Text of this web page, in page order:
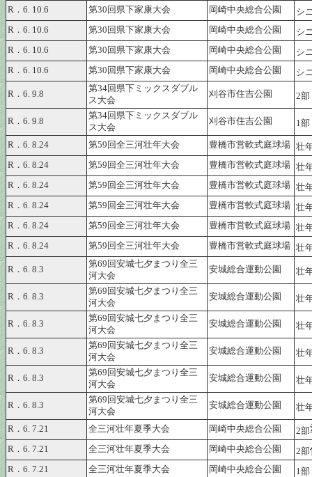
R．6. 10.6 第30回県下家康大会 岡崎中央総合公園
シ
R．6. 10.6
第30回県下家康大会 岡崎中央総合公園
シ
R．6. 10.6
第30回県下家康大会 岡崎中央総合公園
シ
R．6. 10.6
第30回県下家康大会 岡崎中央総合公園 シ
R．6. 9.8
第34回県下ミックスダブル
ス大会
刈谷市住吉公園 2部
R．6. 9.8
第34回県下ミックスダブル
ス大会
刈谷市住吉公園 1部
R．6. 8.24 第59回全三河壮年大会 豊橋市営軟式庭球場 壮
R．6. 8.24
第59回全三河壮年大会 豊橋市営軟式庭球場 壮
R．6. 8.24
第59回全三河壮年大会 豊橋市営軟式庭球場 壮
R．6. 8.24
第59回全三河壮年大会 豊橋市営軟式庭球場 壮
R．6. 8.24
第59回全三河壮年大会 豊橋市営軟式庭球場 壮
R．6. 8.24
第59回全三河壮年大会 豊橋市営軟式庭球場 壮
R．6. 8.3
第69回安城七夕まつり全三
河大会
安城総合運動公園 壮
R．6. 8.3
第69回安城七夕まつり全三
河大会
安城総合運動公園 壮
R．6. 8.3
第69回安城七夕まつり全三
河大会
安城総合運動公園 壮
R．6. 8.3
第69回安城七夕まつり全三
河大会
安城総合運動公園 壮
R．6. 8.3
第69回安城七夕まつり全三
河大会
安城総合運動公園 壮
R．6. 8.3
第69回安城七夕まつり全三
河大会
安城総合運動公園 壮
R．6. 7.21 全三河壮年夏季大会 岡崎中央総合公園 2部
R．6. 7.21 全三河壮年夏季大会 岡崎中央総合公園 2部
R．6. 7.21 全三河壮年夏季大会 岡崎中央総合公園 1部